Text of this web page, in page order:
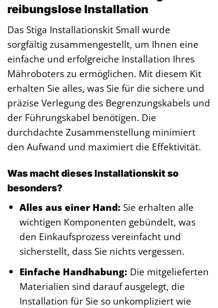
reibungslose Installation
Das Stiga Installationskit Small wurde
sorgfältig zusammengestellt, um Ihnen eine
einfache und erfolgreiche Installation Ihres
Mähroboters zu ermöglichen. Mit diesem Kit
erhalten Sie alles, was Sie für die sichere und
präzise Verlegung des Begrenzungskabels und
der Führungskabel benötigen. Die
durchdachte Zusammenstellung minimiert
den Aufwand und maximiert die Effektivität.
Was macht dieses Installationskit so
besonders?
Alles aus einer Hand: Sie erhalten alle
wichtigen Komponenten gebündelt, was
den Einkaufsprozess vereinfacht und
sicherstellt, dass Sie nichts vergessen.
Einfache Handhabung: Die mitgelieferten
Materialien sind darauf ausgelegt, die
Installation für Sie so unkompliziert wie